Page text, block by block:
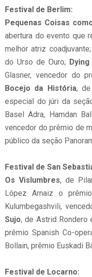
Festival de Berlim:
Pequenas Coisas
abertura do evento que
melhor atriz
do Urso de Ouro;
Glasner, vencedor do
Bocejo da História, de
especial do júri da
Basel Adra, Hamdan
vencedor do prêmio de
público da seção
Festival de San
Os Vislumbres, de
López Arnaiz o
Kulumbegashvili,
Sujo, de Astrid Rondero
prêmio Spanish Co-
Bollain, prêmio Euskadi
Festival de Locarno: